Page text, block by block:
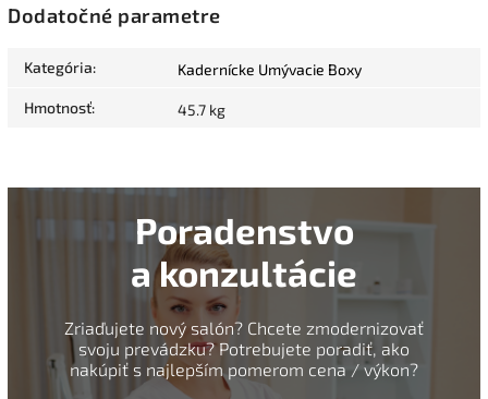
Dodatočné parametre
Kategória: Kadernícke Umývacie Boxy
Hmotnosť: 45.7 kg
Poradenstvo
a konzultácie
Zriaďujete nový salón? Chcete zmodernizovať
svoju prevádzku? Potrebujete poradiť, ako
nakúpiť s najlepším pomerom cena / výkon?